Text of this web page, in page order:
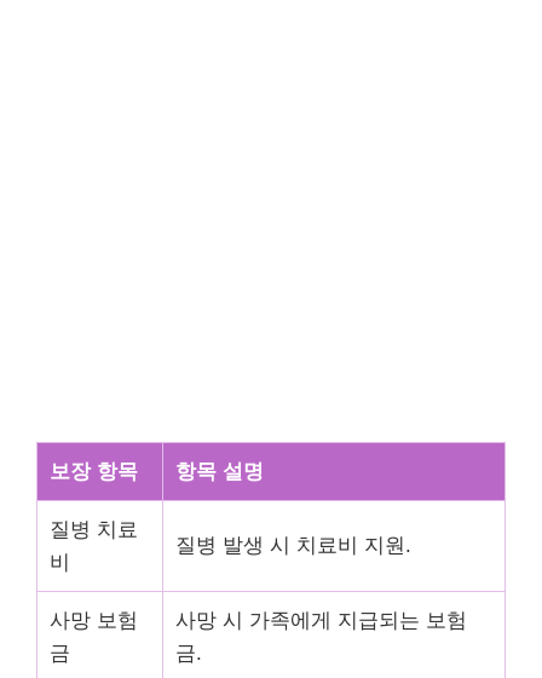
보장 항목 항목 설명
질병 치료
비
질병 발생 시 치료비 지원.
사망 보험
금
사망 시 가족에게 지급되는 보험
금.